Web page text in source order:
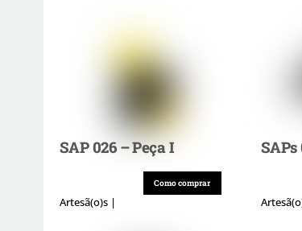
SAP 026 – Peça I
Como comprar
Artesã(o)s |
SAPs